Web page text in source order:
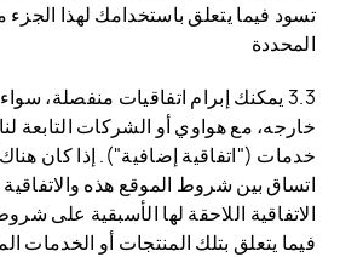
تسود فيما يتعلق باستخدامك لهذا
المحددة
3.3 يمكنك إبرام اتفاقيات منفصلة،
خارجه، مع هواوي أو الشركات التابعة
خدمات ("اتفاقية إضافية"). إذا كان
اتساق بين شروط الموقع هذه والاتفاقية
الاتفاقية اللاحقة لها الأسبقية على
فيما يتعلق بتلك المنتجات أو الخدمات